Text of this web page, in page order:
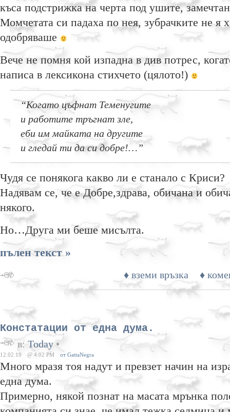
къса подстрижка на черта под ушите,
Момчетата си падаха по нея, зубрачките не я
одобряваше
Вече не помня кой изпадна в див потрес,
написа в лексикона стихчето (цялото!)
“Когато цъфнат Теменугите
и работите тръгнат зле,
еби им майката на другите
и гледай ти да си добре!…”
Чудя се понякога какво ли е станало с Криси?
Надявам се, че е Добре,здрава, обичана и
някого.
Но…Друга ми беше мисълта.
пълен текст »
♦ вземи връзка ♦
Констатации от една дума.
в:Today•
12.02.19 @ 4:02 PM от GattaNegra
Много мразя тоя надут и превзет начин на
една дума.
Примерно, някой познат на масата мрънка